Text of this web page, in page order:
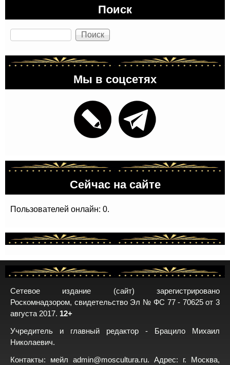
Поиск
Поиск
Мы в соцсетях
Сейчас на сайте
Пользователей онлайн: 0.
Сетевое издание (сайт) зарегистрировано
Роскомнадзором, свидетельство Эл № ФС 77 - 70625 от 3
августа 2017. 12+
Учредитель и главный редактор - Брацило Михаил
Николаевич.
Контакты: мейл admin@moscultura.ru. Адрес: г. Москва,